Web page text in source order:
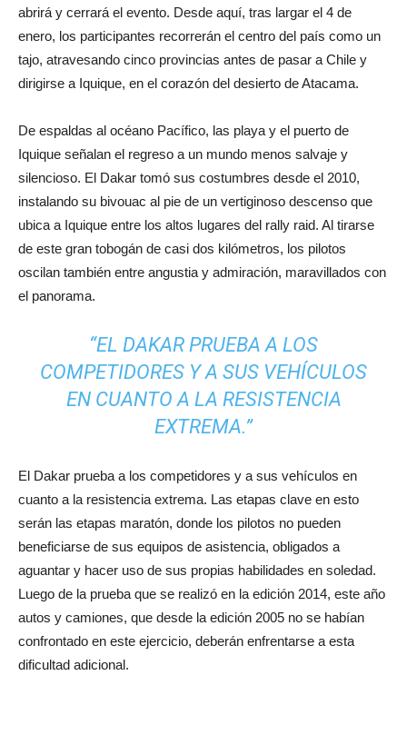
abrirá y cerrará el evento. Desde aquí, tras largar el 4 de
enero, los participantes recorrerán el centro del país como un
tajo, atravesando cinco provincias antes de pasar a Chile y
dirigirse a Iquique, en el corazón del desierto de Atacama.
De espaldas al océano Pacífico, las playa y el puerto de
Iquique señalan el regreso a un mundo menos salvaje y
silencioso. El Dakar tomó sus costumbres desde el 2010,
instalando su bivouac al pie de un vertiginoso descenso que
ubica a Iquique entre los altos lugares del rally raid. Al tirarse
de este gran tobogán de casi dos kilómetros, los pilotos
oscilan también entre angustia y admiración, maravillados con
el panorama.
“EL DAKAR PRUEBA A LOS
COMPETIDORES Y A SUS VEHÍCULOS
EN CUANTO A LA RESISTENCIA
EXTREMA.”
El Dakar prueba a los competidores y a sus vehículos en
cuanto a la resistencia extrema. Las etapas clave en esto
serán las etapas maratón, donde los pilotos no pueden
beneficiarse de sus equipos de asistencia, obligados a
aguantar y hacer uso de sus propias habilidades en soledad.
Luego de la prueba que se realizó en la edición 2014, este año
autos y camiones, que desde la edición 2005 no se habían
confrontado en este ejercicio, deberán enfrentarse a esta
dificultad adicional.